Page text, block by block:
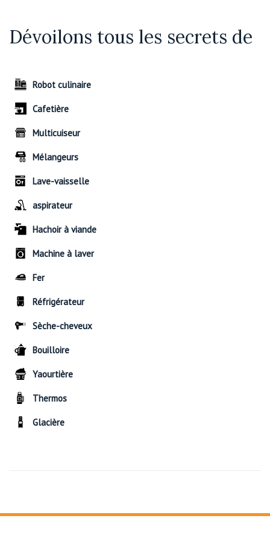
Dévoilons tous les secrets de
Robot culinaire
Cafetière
Multicuiseur
Mélangeurs
Lave-vaisselle
aspirateur
Hachoir à viande
Machine à laver
Fer
Réfrigérateur
Sèche-cheveux
Bouilloire
Yaourtière
Thermos
Glacière